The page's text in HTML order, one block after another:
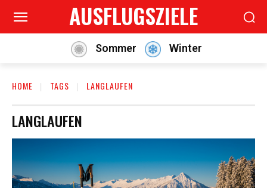
AUSFLUGSZIELE
Sommer Winter
HOME TAGS LANGLAUFEN
LANGLAUFEN